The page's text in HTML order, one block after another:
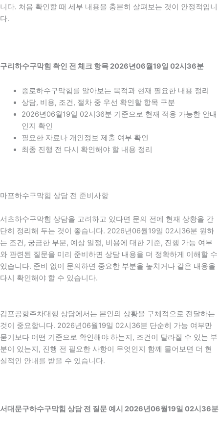
니다. 처음 확인할 때 세부 내용을 충분히 살펴보는 것이 안정적입니
다.
구리하수구막힘 확인 전 체크 항목 2026년06월19일 02시36분
종로하수구막힘를 알아보는 목적과 현재 필요한 내용 정리
상담, 비용, 조건, 절차 중 우선 확인할 항목 구분
2026년06월19일 02시36분 기준으로 현재 적용 가능한 안내
인지 확인
필요한 자료나 개인정보 제출 여부 확인
최종 진행 전 다시 확인해야 할 내용 정리
마포하수구막힘 상담 전 준비사항
서초하수구막힘 상담을 고려하고 있다면 문의 전에 현재 상황을 간
단히 정리해 두는 것이 좋습니다. 2026년06월19일 02시36분 원하
는 조건, 궁금한 부분, 예상 일정, 비용에 대한 기준, 진행 가능 여부
와 관련된 질문을 미리 준비하면 상담 내용을 더 정확하게 이해할 수
있습니다. 준비 없이 문의하면 중요한 부분을 놓치거나 같은 내용을
다시 확인해야 할 수 있습니다.
김포공항주차대행 상담에서는 본인의 상황을 구체적으로 전달하는
것이 중요합니다. 2026년06월19일 02시36분 단순히 가능 여부만
묻기보다 어떤 기준으로 확인해야 하는지, 조건이 달라질 수 있는 부
분이 있는지, 진행 전 필요한 사항이 무엇인지 함께 물어보면 더 현
실적인 안내를 받을 수 있습니다.
서대문구하수구막힘 상담 전 질문 예시 2026년06월19일 02시36분